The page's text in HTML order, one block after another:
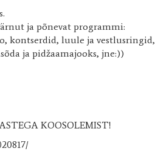
ja põnevat programmi:
kontserdid, luule ja vestlusringid,
ja pidžaamajooks, jne:))
KOOSOLEMIST!